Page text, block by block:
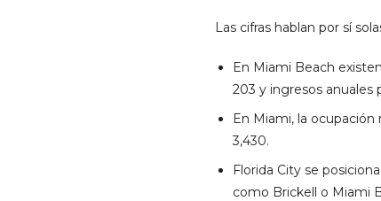
Las cifras hablan por sí
En Miami Beach
203 y ingresos anuales
En Miami, la ocupación
3,430.
Florida City se
como Brickell o Miami